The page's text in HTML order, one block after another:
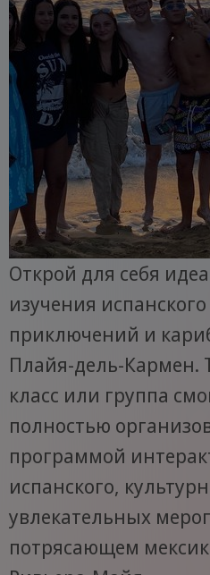
Открой для себя
изучения
приключений и
Плайя-дель-Кармен.
класс или группа
полностью
программой
испанского,
увлекательных
потрясающем